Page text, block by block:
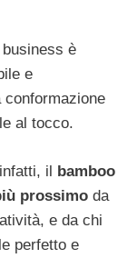
business è
e
conformazione
al tocco.
il bamboo
prossimo da
e da chi
perfetto e